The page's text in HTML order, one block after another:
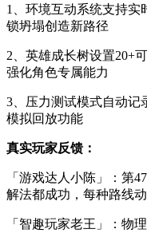
1、环境互动系统支持实
锁坍塌创造新路径
2、英雄成长树设置20+
强化角色专属能力
3、压力测试模式自动记
模拟回放功能
真实玩家反馈：
「游戏达人小陈」：第
解法都成功，每种路线
「智趣玩家老王」：物